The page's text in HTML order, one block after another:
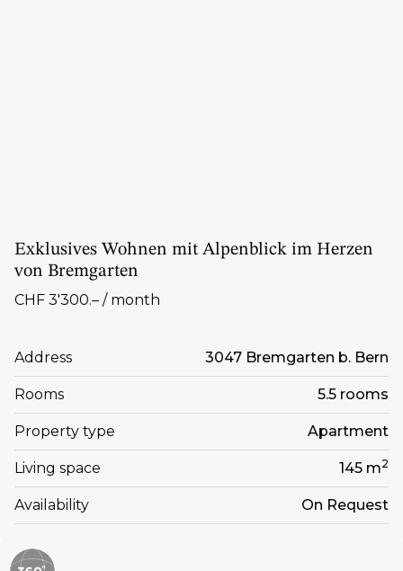
Exklusives Wohnen mit Alpenblick im Herzen
von Bremgarten
CHF 3'300.– / month
Address 3047 Bremgarten b. Bern
Rooms 5.5 rooms
Property type Apartment
Living space 145 m2
Availability On Request